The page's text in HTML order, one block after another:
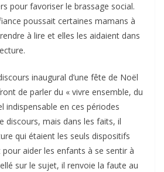
pour favoriser le brassage social.
poussait certaines mamans à
à lire et elles les aidaient dans
inaugural d’une fête de Noël
de parler du « vivre ensemble, du
indispensable en ces périodes
discours, mais dans les faits, il
qui étaient les seuls dispositifs
aider les enfants à se sentir à
sur le sujet, il renvoie la faute au